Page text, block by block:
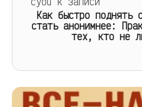
Как быстро поднять
стать анонимнее:
тех, кто не